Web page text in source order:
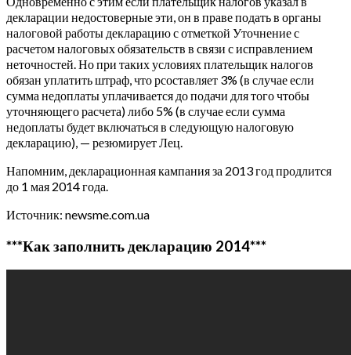
декларации недостоверные эти, он в праве подать в органы
налоговой работы декларацию с отметкой Уточнение с
расчетом налоговых обязательств в связи с исправлением
неточностей. Но при таких условиях плательщик налогов
обязан уплатить штраф, что рсоставляет 3% (в случае если
сумма недоплаты уплачивается до подачи для того чтобы
уточняющего расчета) либо 5% (в случае если сумма
недоплаты будет включаться в следующую налоговую
декларацию), — резюмирует Лец.
Напомним, декларационная кампания за 2013 год продлится
до 1 мая 2014 года.
Источник: newsme.com.ua
***Как заполнить декларацию 2014***